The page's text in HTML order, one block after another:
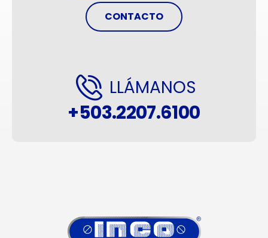
CONTACTO
LLÁMANOS
+503.2207.6100